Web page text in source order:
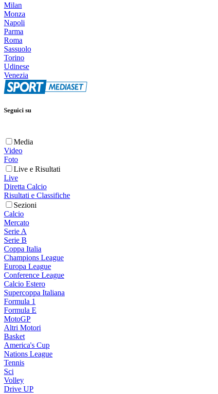
Milan
Monza
Napoli
Parma
Roma
Sassuolo
Torino
Udinese
Venezia
Seguici su
Media
Video
Foto
Live e Risultati
Live
Diretta Calcio
Risultati e Classifiche
Sezioni
Calcio
Mercato
Serie A
Serie B
Coppa Italia
Champions League
Europa League
Conference League
Calcio Estero
Supercoppa Italiana
Formula 1
Formula E
MotoGP
Altri Motori
Basket
America's Cup
Nations League
Tennis
Sci
Volley
Drive UP